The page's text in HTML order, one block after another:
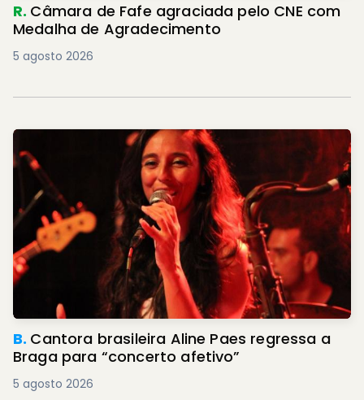
R. Câmara de Fafe agraciada pelo CNE com
Medalha de Agradecimento
5 agosto 2026
B. Cantora brasileira Aline Paes regressa a
Braga para “concerto afetivo”
5 agosto 2026